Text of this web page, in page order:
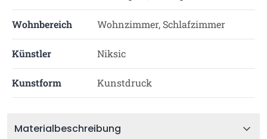
Wohnbereich Wohnzimmer, Schlafzimmer
Künstler Niksic
Kunstform Kunstdruck
Materialbeschreibung